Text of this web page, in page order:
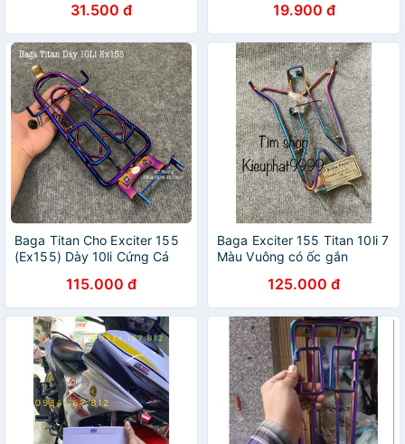
31.500 đ 19.900 đ
Baga Titan Cho Exciter 155
(Ex155) Dày 10li Cứng Cá
115.000 đ
Baga Exciter 155 Titan 10li 7
Màu Vuông có ốc gắn
125.000 đ